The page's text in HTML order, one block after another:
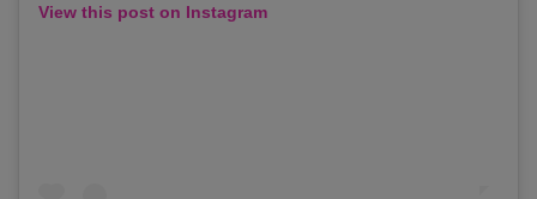
View this post on Instagram